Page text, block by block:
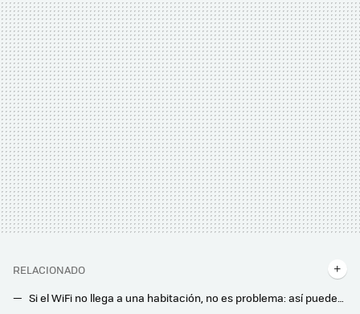
RELACIONADO
Si el WiFi no llega a una habitación, no es problema: así puedes conectar casi todos tus dispositivos con Ethernet